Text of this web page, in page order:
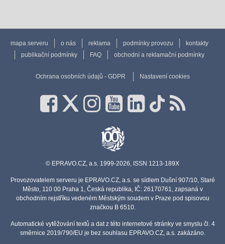
mapa serveru o nás reklama podmínky provozu
kontakty
publikační podmínky
FAQ obchodní a reklamační podmínky
Ochrana osobních údajů - GDPR Nastavení cookies
© EPRAVO.CZ, a.s. 1999-2026, ISSN 1213-189X
Provozovatelem serveru je EPRAVO.CZ, a.s. se sídlem Dušní 907/10, Staré
Město, 110 00 Praha 1, Česká republika, IČ: 26170761, zapsaná v
obchodním rejstříku vedeném Městským soudem v Praze pod spisovou
značkou B 6510.
Automatické vytěžování textů a dat z této internetové stránky ve smyslu čl. 4
směrnice 2019/790/EU je bez souhlasu EPRAVO.CZ, a.s. zakázáno.